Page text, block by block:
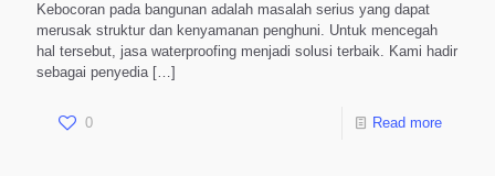
Kebocoran pada bangunan adalah masalah serius yang dapat
merusak struktur dan kenyamanan penghuni. Untuk mencegah
hal tersebut, jasa waterproofing menjadi solusi terbaik. Kami hadir
sebagai penyedia[…]
0 Read more